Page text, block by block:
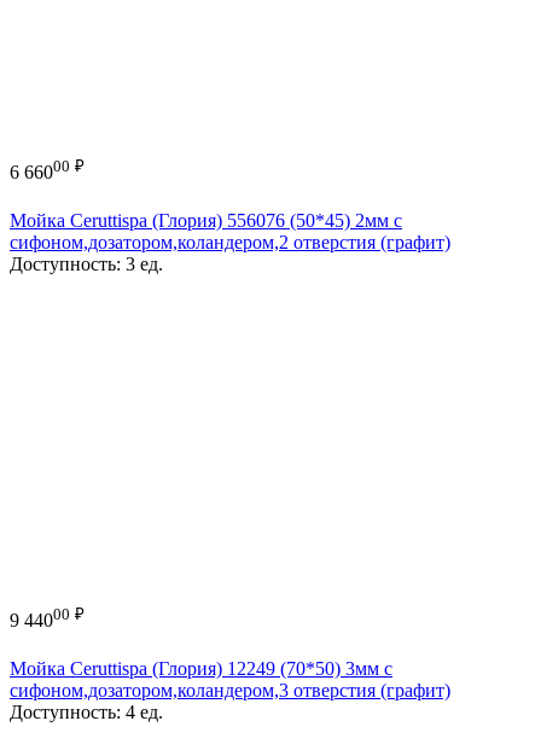
6 66000 ₽
Мойка Ceruttispa (Глория) 556076 (50*45) 2мм с
сифоном,дозатором,коландером,2 отверстия (графит)
Доступность: 3 ед.
9 44000 ₽
Мойка Ceruttispa (Глория) 12249 (70*50) 3мм с
сифоном,дозатором,коландером,3 отверстия (графит)
Доступность: 4 ед.